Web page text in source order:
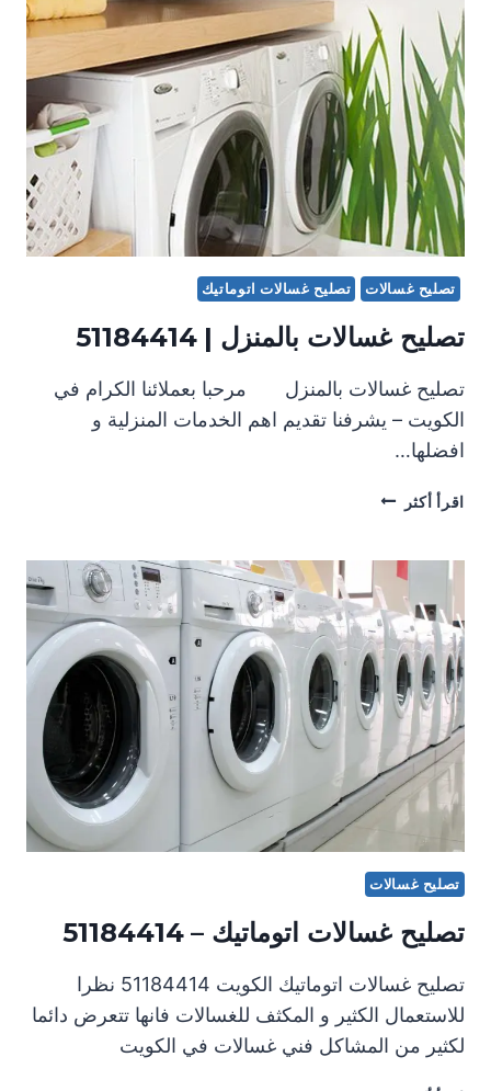
تصليح غسالات تصليح غسالات اتوماتيك
تصليح غسالات بالمنزل | 51184414
تصليح غسالات بالمنزل مرحبا بعملائنا الكرام في
الكويت – يشرفنا تقديم اهم الخدمات المنزلية و
افضلها…
اقرأ أكثر
تصليح
|
51184414
تصليح غسالات
تصليح غسالات اتوماتيك – 51184414
تصليح غسالات اتوماتيك الكويت 51184414 نظرا
للاستعمال الكثير و المكثف للغسالات فانها تتعرض دائما
لكثير من المشاكل فني غسالات في الكويت